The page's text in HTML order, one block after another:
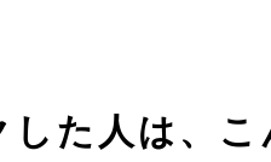
た人は、